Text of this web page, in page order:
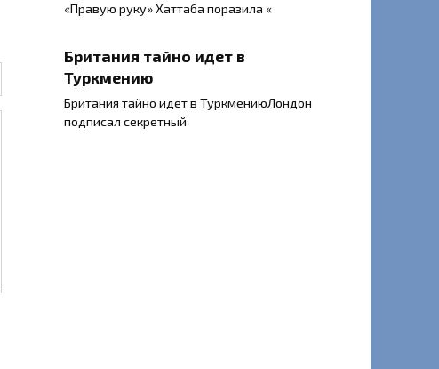
«Правую руку» Хаттаба поразила «
Британия тайно идет в
Туркмению
Британия тайно идет в ТуркмениюЛондон
подписал секретный